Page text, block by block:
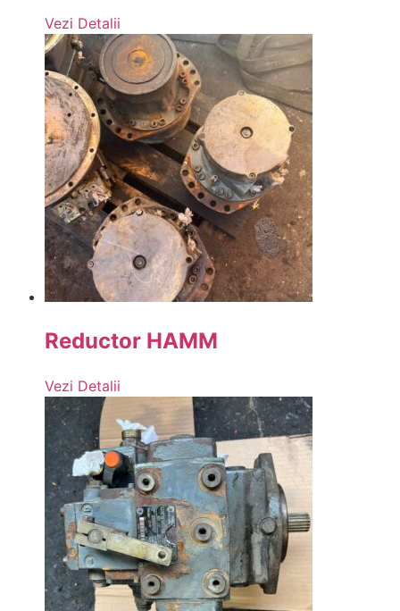
Vezi Detalii
Reductor HAMM
Vezi Detalii